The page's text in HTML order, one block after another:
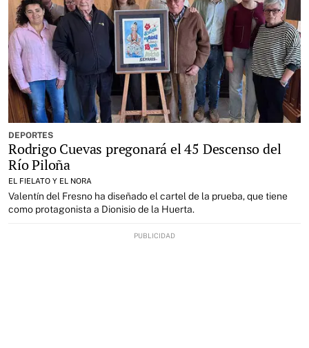
DEPORTES
Rodrigo Cuevas pregonará el 45 Descenso del
Río Piloña
EL FIELATO Y EL NORA
Valentín del Fresno ha diseñado el cartel de la prueba, que tiene
como protagonista a Dionisio de la Huerta.